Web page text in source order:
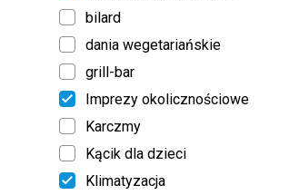
bilard
dania wegetariańskie
grill-bar
Imprezy okolicznościowe
Karczmy
Kącik dla dzieci
Klimatyzacja